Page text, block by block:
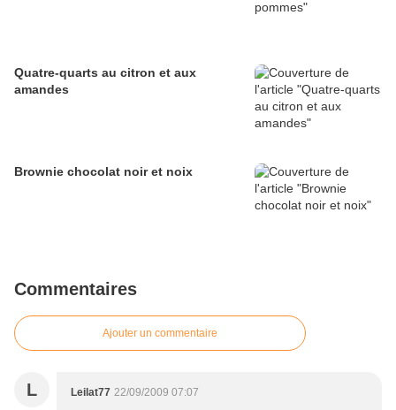
Quatre-quarts au citron et aux
amandes
Brownie chocolat noir et noix
Commentaires
Ajouter un commentaire
L Leilat77 22/09/2009 07:07